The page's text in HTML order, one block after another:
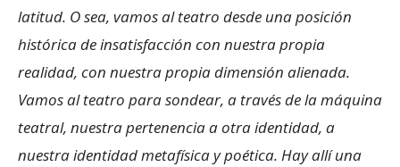
latitud. O sea, vamos al teatro desde una posición
histórica de insatisfacción con nuestra propia
realidad, con nuestra propia dimensión alienada.
Vamos al teatro para sondear, a través de la máquina
teatral, nuestra pertenencia a otra identidad, a
nuestra identidad metafísica y poética. Hay allí una